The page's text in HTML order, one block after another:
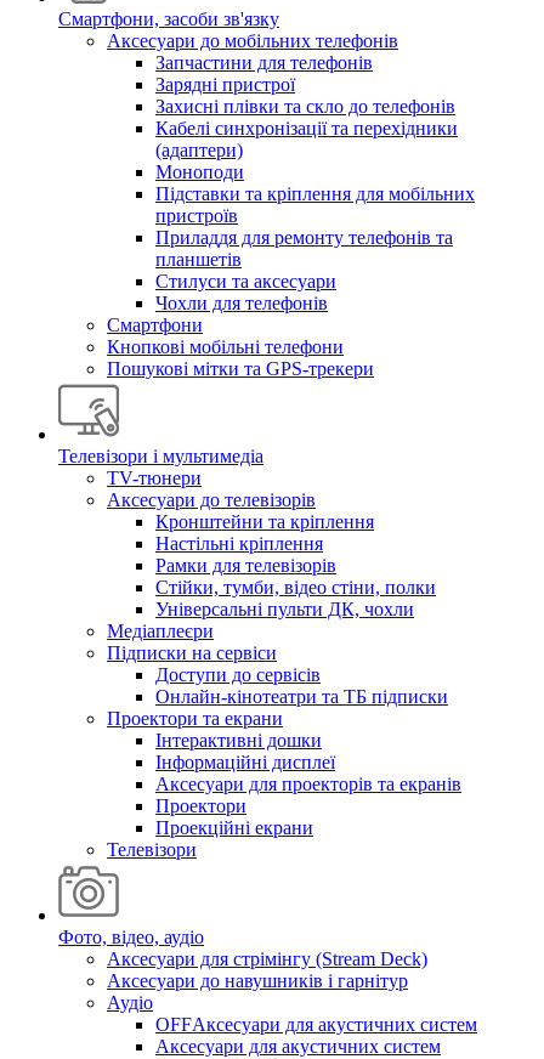
Смартфони, засоби зв'язку
Аксесуари до мобільних телефонів
Запчастини для телефонів
Зарядні пристрої
Захисні плівки та скло до телефонів
Кабелі синхронізації та перехідники
(адаптери)
Моноподи
Підставки та кріплення для мобільних
пристроїв
Приладдя для ремонту телефонів та
планшетів
Стилуси та аксесуари
Чохли для телефонів
Смартфони
Кнопкові мобільні телефони
Пошукові мітки та GPS-трекери
Телевізори і мультимедіа
TV-тюнери
Аксесуари до телевізорів
Кронштейни та кріплення
Настільні кріплення
Рамки для телевізорів
Стійки, тумби, відео стіни, полки
Універсальні пульти ДК, чохли
Медіаплеєри
Підписки на сервіси
Доступи до сервісів
Онлайн-кінотеатри та ТБ підписки
Проектори та екрани
Інтерактивні дошки
Інформаційні дисплеї
Аксесуари для проекторів та екранів
Проектори
Проекційні екрани
Телевізори
Фото, відео, аудіо
Аксесуари для стрімінгу (Stream Deck)
Аксесуари до навушників і гарнітур
Аудіо
OFFАксесуари для акустичних систем
Аксесуари для акустичних систем